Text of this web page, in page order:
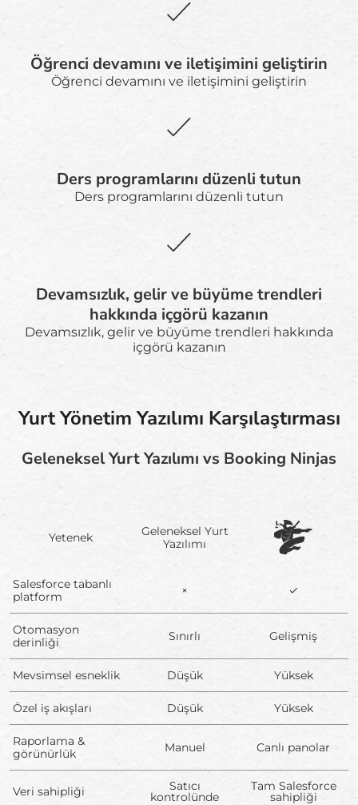
Öğrenci devamını ve iletişimini geliştirin
Öğrenci devamını ve iletişimini geliştirin
Ders programlarını düzenli tutun
Ders programlarını düzenli tutun
Devamsızlık, gelir ve büyüme trendleri
hakkında içgörü kazanın
Devamsızlık, gelir ve büyüme trendleri hakkında
içgörü kazanın
Yurt Yönetim Yazılımı Karşılaştırması
Geleneksel Yurt Yazılımı vs Booking Ninjas
Yetenek
Geleneksel Yurt
Yazılımı
Salesforce tabanlı
platform
× ✓
Otomasyon
derinliği
Sınırlı Gelişmiş
Mevsimsel esneklik Düşük Yüksek
Özel iş akışları Düşük Yüksek
Raporlama &
görünürlük
Manuel Canlı panolar
Veri sahipliği Satıcı
kontrolünde
Tam Salesforce
sahipliği